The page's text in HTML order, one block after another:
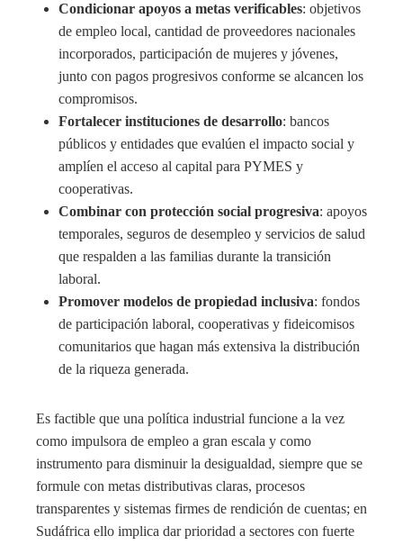
Condicionar apoyos a metas verificables: objetivos
de empleo local, cantidad de proveedores nacionales
incorporados, participación de mujeres y jóvenes,
junto con pagos progresivos conforme se alcancen los
compromisos.
Fortalecer instituciones de desarrollo: bancos
públicos y entidades que evalúen el impacto social y
amplíen el acceso al capital para PYMES y
cooperativas.
Combinar con protección social progresiva: apoyos
temporales, seguros de desempleo y servicios de salud
que respalden a las familias durante la transición
laboral.
Promover modelos de propiedad inclusiva: fondos
de participación laboral, cooperativas y fideicomisos
comunitarios que hagan más extensiva la distribución
de la riqueza generada.
Es factible que una política industrial funcione a la vez
como impulsora de empleo a gran escala y como
instrumento para disminuir la desigualdad, siempre que se
formule con metas distributivas claras, procesos
transparentes y sistemas firmes de rendición de cuentas; en
Sudáfrica ello implica dar prioridad a sectores con fuerte